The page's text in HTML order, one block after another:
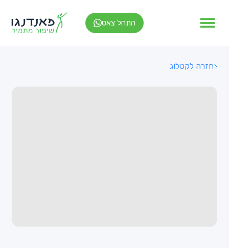
התחל צאט
חזרה לקטלוג